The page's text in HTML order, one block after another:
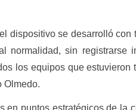
dispositivo se desarrolló con
normalidad, sin registrarse
los equipos que estuvieron
Olmedo.